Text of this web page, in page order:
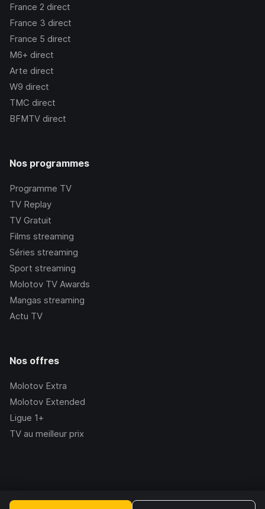
France 2 direct
France 3 direct
France 5 direct
M6+ direct
Arte direct
W9 direct
TMC direct
BFMTV direct
Nos programmes
Programme TV
TV Replay
TV Gratuit
Films streaming
Séries streaming
Sport streaming
Molotov TV Awards
Mangas streaming
Actu TV
Nos offres
Molotov Extra
Molotov Extended
Ligue 1+
TV au meilleur prix
2.228.1